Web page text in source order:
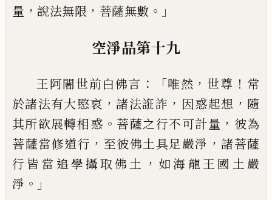
量 ， 說法無限 ， 菩薩無數 。」
空淨品第十九
王阿闍世前白佛言 ：「唯然 ， 世尊 ！ 常
於諸法有大愍哀 ， 諸法誑詐 ， 因惑起想 ， 隨
其所欲展轉相惑 。 菩薩之行不可計量 ， 彼為
菩薩當修道行 ， 至彼佛土具足嚴淨 ， 諸菩薩
行皆當 追學攝取佛土 ， 如海龍王國土嚴
淨 。」